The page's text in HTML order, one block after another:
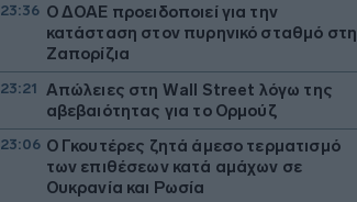
23:36 Ο ΔΟΑΕ προειδοποιεί για την
κατάσταση στον πυρηνικό σταθμό στη
Ζαπορίζια
23:21
Απώλειες στη Wall Street λόγω της
αβεβαιότητας για το Ορμούζ
23:06 Ο Γκουτέρες ζητά άμεσο τερματισμό
των επιθέσεων κατά αμάχων σε
Ουκρανία και Ρωσία